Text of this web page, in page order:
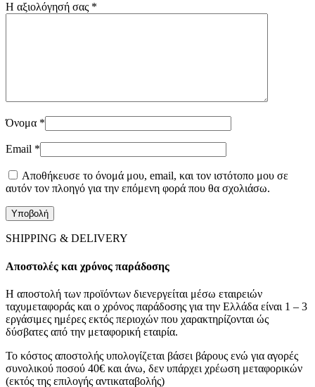
Η αξιολόγησή σας *
Όνομα *
Email *
Αποθήκευσε το όνομά μου, email, και τον ιστότοπο μου σε
αυτόν τον πλοηγό για την επόμενη φορά που θα σχολιάσω.
SHIPPING & DELIVERY
Αποστολές και χρόνος παράδοσης
Η αποστολή των προϊόντων διενεργείται μέσω εταιρειών
ταχυμεταφοράς και ο χρόνος παράδοσης για την Ελλάδα είναι 1 – 3
εργάσιμες ημέρες εκτός περιοχών που χαρακτηρίζονται ώς
δύσβατες από την μεταφορική εταιρία.
Το κόστος αποστολής υπολογίζεται βάσει βάρους ενώ για αγορές
συνολικού ποσού 40€ και άνω, δεν υπάρχει χρέωση μεταφορικών
(εκτός της επιλογής αντικαταβολής)